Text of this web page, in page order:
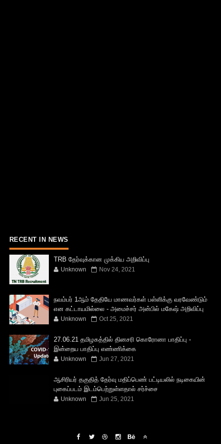
RECENT IN NEWS
TRB தேர்வுக்கான முக்கிய அறிவிப்பு
Unknown Nov 24, 2021
நவம்பர் 1ஆம் தேதியே மாணவர்கள் பள்ளிக்கு வரவேண்டும்
என கட்டாயமில்லை - அமைச்சர் அன்பில் மகேஷ் அறிவிப்பு
Unknown Oct 25, 2021
27.06.21 தமிழகத்தில் தினசரி கொரோனா பாதிப்பு -
இன்றைய பாதிப்பு எண்ணிக்கை
Unknown Jun 27, 2021
ஆசிரியர் தகுதித் தேர்வு மதிப்பெண் பட்டியலில் நடிகையின்
புகைப்படம் இடம்பெற்றுள்ளதால் சர்ச்சை
Unknown Jun 25, 2021